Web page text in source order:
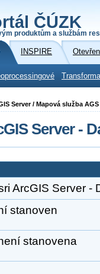
ČÚZK
produktům a službám
INSPIRE
Server / Mapová služba
Server -
ArcGIS Server -
stanoven
stanovena